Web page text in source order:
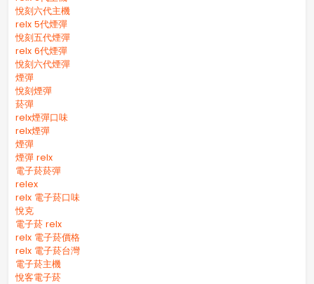
悅刻六代主機
relx 5代煙彈
悅刻五代煙彈
relx 6代煙彈
悅刻六代煙彈
煙彈
悅刻煙彈
菸彈
relx煙彈口味
relx煙彈
煙彈
煙彈 relx
電子菸菸彈
relex
relx 電子菸口味
悅克
電子菸 relx
relx 電子菸價格
relx 電子菸台灣
電子菸主機
悅客電子菸